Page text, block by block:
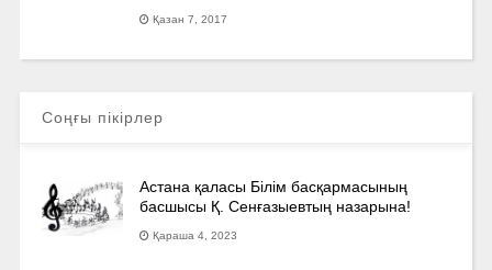
Қазан 7, 2017
Соңғы пікірлер
Астана қаласы Білім басқармасының
басшысы Қ. Сенғазыевтың назарына!
Қараша 4, 2023